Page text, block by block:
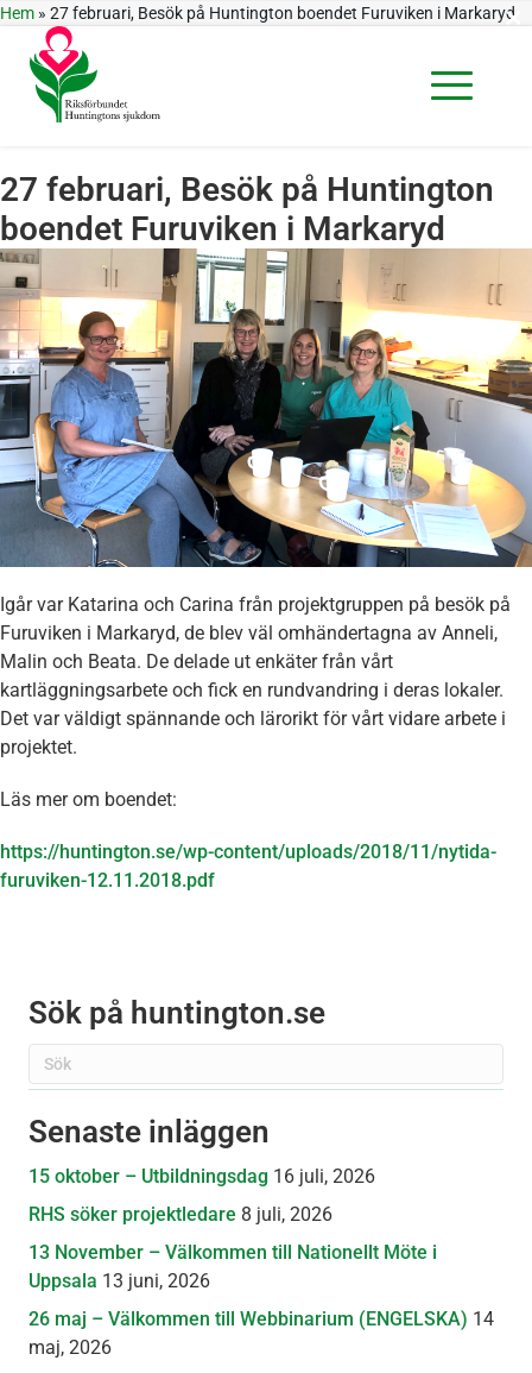
Hem » 27 februari, Besök på Huntington boendet Furuviken i Markaryd
27 februari, Besök på Huntington
boendet Furuviken i Markaryd
Igår var Katarina och Carina från projektgruppen på besök på
Furuviken i Markaryd, de blev väl omhändertagna av Anneli,
Malin och Beata. De delade ut enkäter från vårt
kartläggningsarbete och fick en rundvandring i deras lokaler.
Det var väldigt spännande och lärorikt för vårt vidare arbete i
projektet.
Läs mer om boendet:
https://huntington.se/wp-content/uploads/2018/11/nytida-
furuviken-12.11.2018.pdf
Sök på huntington.se
Senaste inläggen
15 oktober – Utbildningsdag 16 juli, 2026
RHS söker projektledare 8 juli, 2026
13 November – Välkommen till Nationellt Möte i
Uppsala 13 juni, 2026
26 maj – Välkommen till Webbinarium (ENGELSKA) 14
maj, 2026
×